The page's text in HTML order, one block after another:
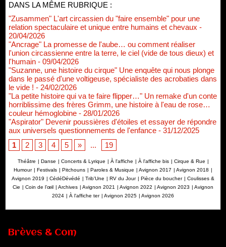
DANS LA MÊME RUBRIQUE :
"Zusammen" L'art circassien du "faire ensemble" pour une
relation spectaculaire et unique entre humains et chevaux -
20/04/2026
"Ancrage" La promesse de l'aube… ou comment réaliser
l'union circassienne entre la terre, le ciel (vide de tous dieux) et
l'humain - 09/04/2026
"Suzanne, une histoire du cirque" Une enquête qui nous plonge
dans le passé d'une voltigeuse, spécialiste des acrobaties dans
le vide ! - 24/02/2026
"La petite histoire qui va te faire flipper…" Un remake d'un conte
horriblissime des frères Grimm, une histoire à l'eau de rose…
couleur hémoglobine - 28/01/2026
"Aspirator" Devenir poussières d'étoiles et essayer de répondre
aux universels questionnements de l'enfance - 31/12/2025
1
2 3 4 5 » ... 19
Théâtre | Danse | Concerts & Lyrique | À l'affiche | À l'affiche bis | Cirque & Rue |
Humour | Festivals | Pitchouns | Paroles & Musique | Avignon 2017 | Avignon 2018 |
Avignon 2019 | CédéDévédé | Trib'Une | RV du Jour | Pièce du boucher | Coulisses &
Cie | Coin de l’œil | Archives | Avignon 2021 | Avignon 2022 | Avignon 2023 | Avignon
2024 | À l'affiche ter | Avignon 2025 | Avignon 2026
Brèves & Com